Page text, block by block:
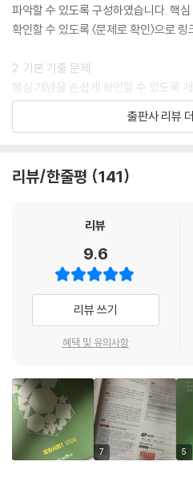
파악할 수 있도록 구성하였습니다. 핵
확인할 수 있도록 〈문제로 확인〉으로
2. 기본 기출 문제
핵심 개념을 손쉽게 확인할 수 있도록
파악할 수 있는 기출 문제를 수록하였
출제되는 단답형과 서술형 문제의 대표
4. 적중 1등급 문제
결정하는 어려운 문제도 자신 있게 풀
수 있는 고난도 문제로 구성하였습니다.
5. 단원 마무리 문제
중간고사와 기말고사를 대비할 수 있
학습 내용을 마무리하고 자신의 실력을
6. 바른답·알찬풀이
〈바로잡기〉는 자세한 오답풀이로 어
〈1등급 자료분석〉은 까다롭고 어려운
출판사 리뷰
리뷰/한줄평 141
리뷰
9.6
리뷰 쓰기
혜택 및 유의사항
7 5